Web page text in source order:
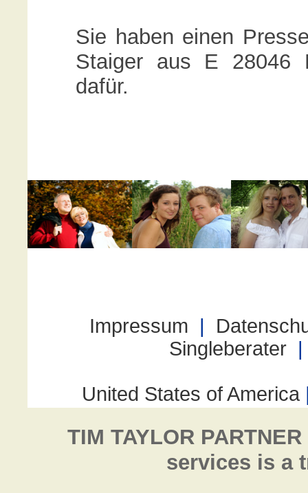
Sie haben einen
Staiger aus E 28046
dafür.
TIM TAYLOR
services is a